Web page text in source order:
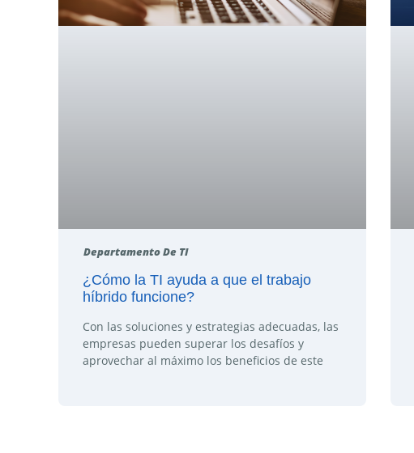
Departamento De TI
¿Cómo la TI ayuda a que el trabajo
híbrido funcione?
Con las soluciones y estrategias adecuadas, las
empresas pueden superar los desafíos y
aprovechar al máximo los beneficios de este